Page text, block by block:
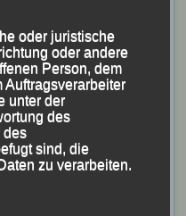
Christina Wimmer,
oder juristische
oder andere
Person, dem
Auftragsverarbeiter
unter der
des
des
sind, die
zu verarbeiten.